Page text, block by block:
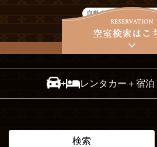
+ レンタカー＋宿泊
検索